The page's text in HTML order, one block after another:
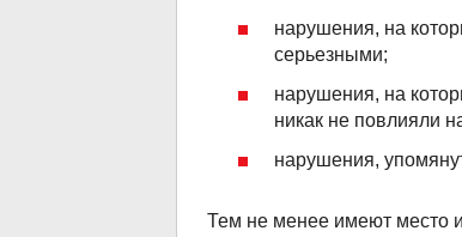
нарушения, на
серьезными;
нарушения, на
никак не повлияли
нарушения,
Тем не менее имеют место